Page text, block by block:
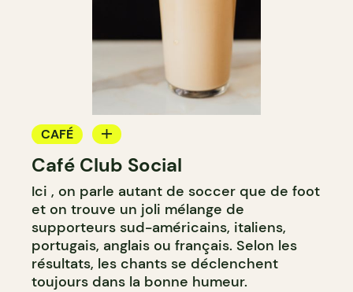
CAFÉ
BAR
Café Club Social
Ici , on parle autant de soccer que de foot
et on trouve un joli mélange de
supporteurs sud-américains, italiens,
portugais, anglais ou français. Selon les
résultats, les chants se déclenchent
toujours dans la bonne humeur.